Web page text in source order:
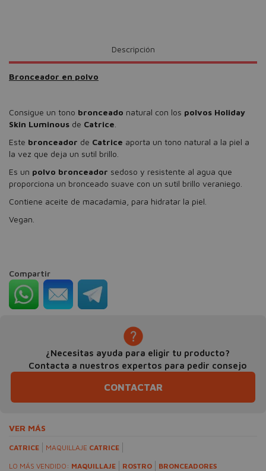
Descripción
Bronceador en polvo
Consigue un tono bronceado natural con los polvos Holiday
Skin Luminous de Catrice
Este bronceador de Catrice aporta un tono natural a la piel a
la vez que deja un sutil brillo.
Es un polvo bronceador sedoso y resistente al agua que
proporciona un bronceado suave con un sutil brillo veraniego.
Contiene aceite de macadamia, para hidratar la piel.
Vegan.
Compartir
¿Necesitas ayuda para eligir tu producto?
Contacta a nuestros expertos para pedir consejo
CONTACTAR
VER MÁS
CATRICE MAQUILLAJE CATRICE
LO MÁS VENDIDO: MAQUILLAJE ROSTRO BRONCEADORES